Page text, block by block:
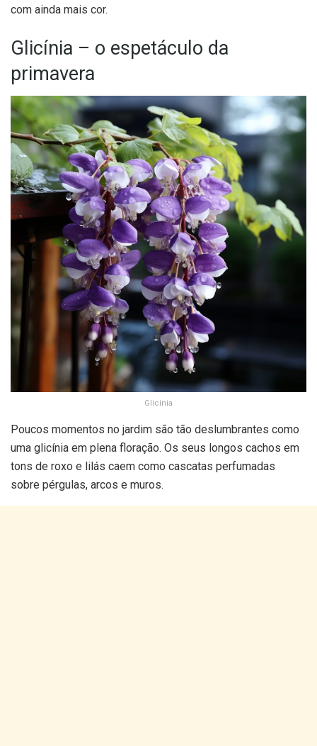
com ainda mais cor.
Glicínia – o espetáculo da
primavera
Glicínia
Poucos momentos no jardim são tão deslumbrantes como
uma glicínia em plena floração. Os seus longos cachos em
tons de roxo e lilás caem como cascatas perfumadas
sobre pérgulas, arcos e muros.